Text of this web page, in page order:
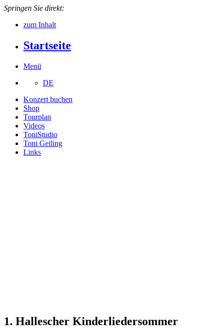
Springen Sie direkt:
zum Inhalt
Startseite
Menü
DE
Konzert buchen
Shop
Tourplan
Videos
ToniStudio
Toni Geiling
Links
1. Hallescher Kinderliedersommer